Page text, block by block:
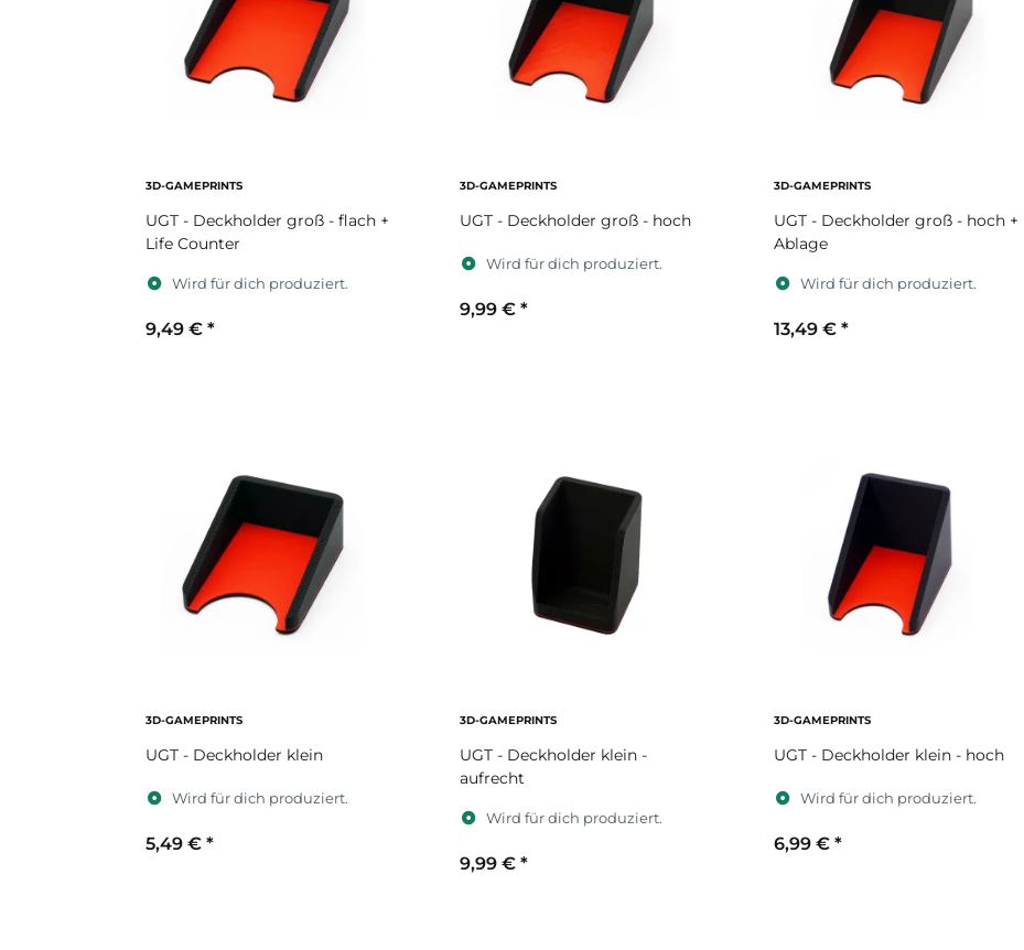
3D-GAMEPRINTS
UGT - Deckholder groß - flach +
Life Counter
Wird für dich produziert.
9,49 € *
3D-GAMEPRINTS
UGT - Deckholder groß - hoch
Wird für dich produziert.
9,99 € *
3D-GAMEPRINTS
UGT - Deckholder groß - hoch +
Ablage
Wird für dich produziert.
13,49 € *
3D-GAMEPRINTS
UGT - Deckholder klein
Wird für dich produziert.
5,49 € *
3D-GAMEPRINTS
UGT - Deckholder klein -
aufrecht
Wird für dich produziert.
9,99 € *
3D-GAMEPRINTS
UGT - Deckholder klein - hoch
Wird für dich produziert.
6,99 € *